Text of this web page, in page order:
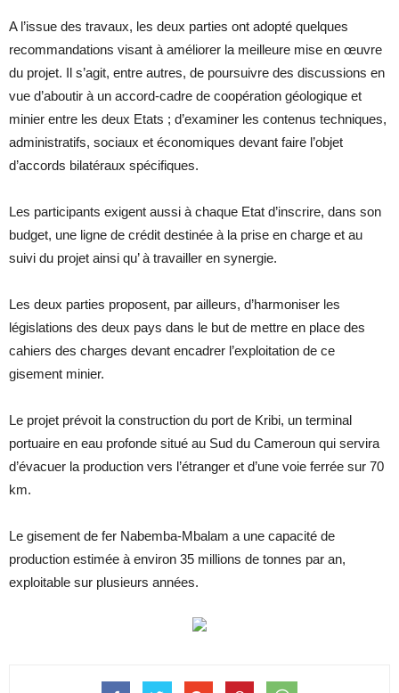
A l’issue des travaux, les deux parties ont adopté quelques
recommandations visant à améliorer la meilleure mise en œuvre
du projet. Il s’agit, entre autres, de poursuivre des discussions en
vue d’aboutir à un accord-cadre de coopération géologique et
minier entre les deux Etats ; d’examiner les contenus techniques,
administratifs, sociaux et économiques devant faire l’objet
d’accords bilatéraux spécifiques.
Les participants exigent aussi à chaque Etat d’inscrire, dans son
budget, une ligne de crédit destinée à la prise en charge et au
suivi du projet ainsi qu’ à travailler en synergie.
Les deux parties proposent, par ailleurs, d’harmoniser les
législations des deux pays dans le but de mettre en place des
cahiers des charges devant encadrer l’exploitation de ce
gisement minier.
Le projet prévoit la construction du port de Kribi, un terminal
portuaire en eau profonde situé au Sud du Cameroun qui servira
d’évacuer la production vers l’étranger et d’une voie ferrée sur 70
km.
Le gisement de fer Nabemba-Mbalam a une capacité de
production estimée à environ 35 millions de tonnes par an,
exploitable sur plusieurs années.